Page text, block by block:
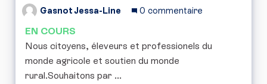
Gasnot Jessa-Line 0 commentaire
EN COURS
Nous citoyens, éleveurs et professionels du
monde agricole et soutien du monde
rural.Souhaitons par ...